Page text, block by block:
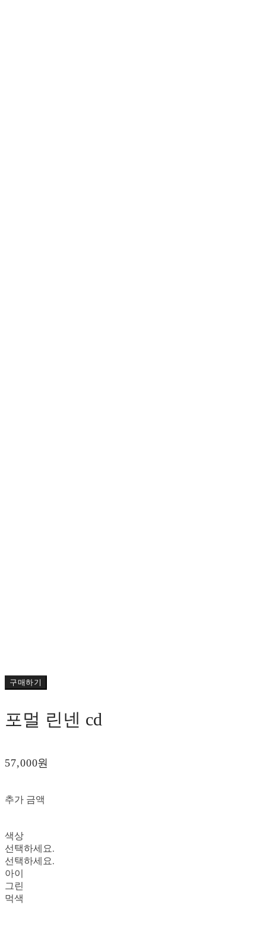
구매하기
포멀 린넨 cd
57,000원
추가 금액
색상
선택하세요.
선택하세요.
아이
그린
먹색